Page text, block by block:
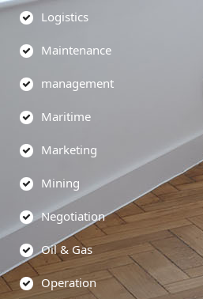
Logistics
Maintenance
management
Maritime
Marketing
Mining
Negotiation
Oil & Gas
Operation